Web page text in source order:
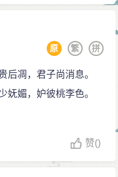
拼
繁
原
后凋，君子尚消息。
妩媚，妒彼桃李色。
赞()